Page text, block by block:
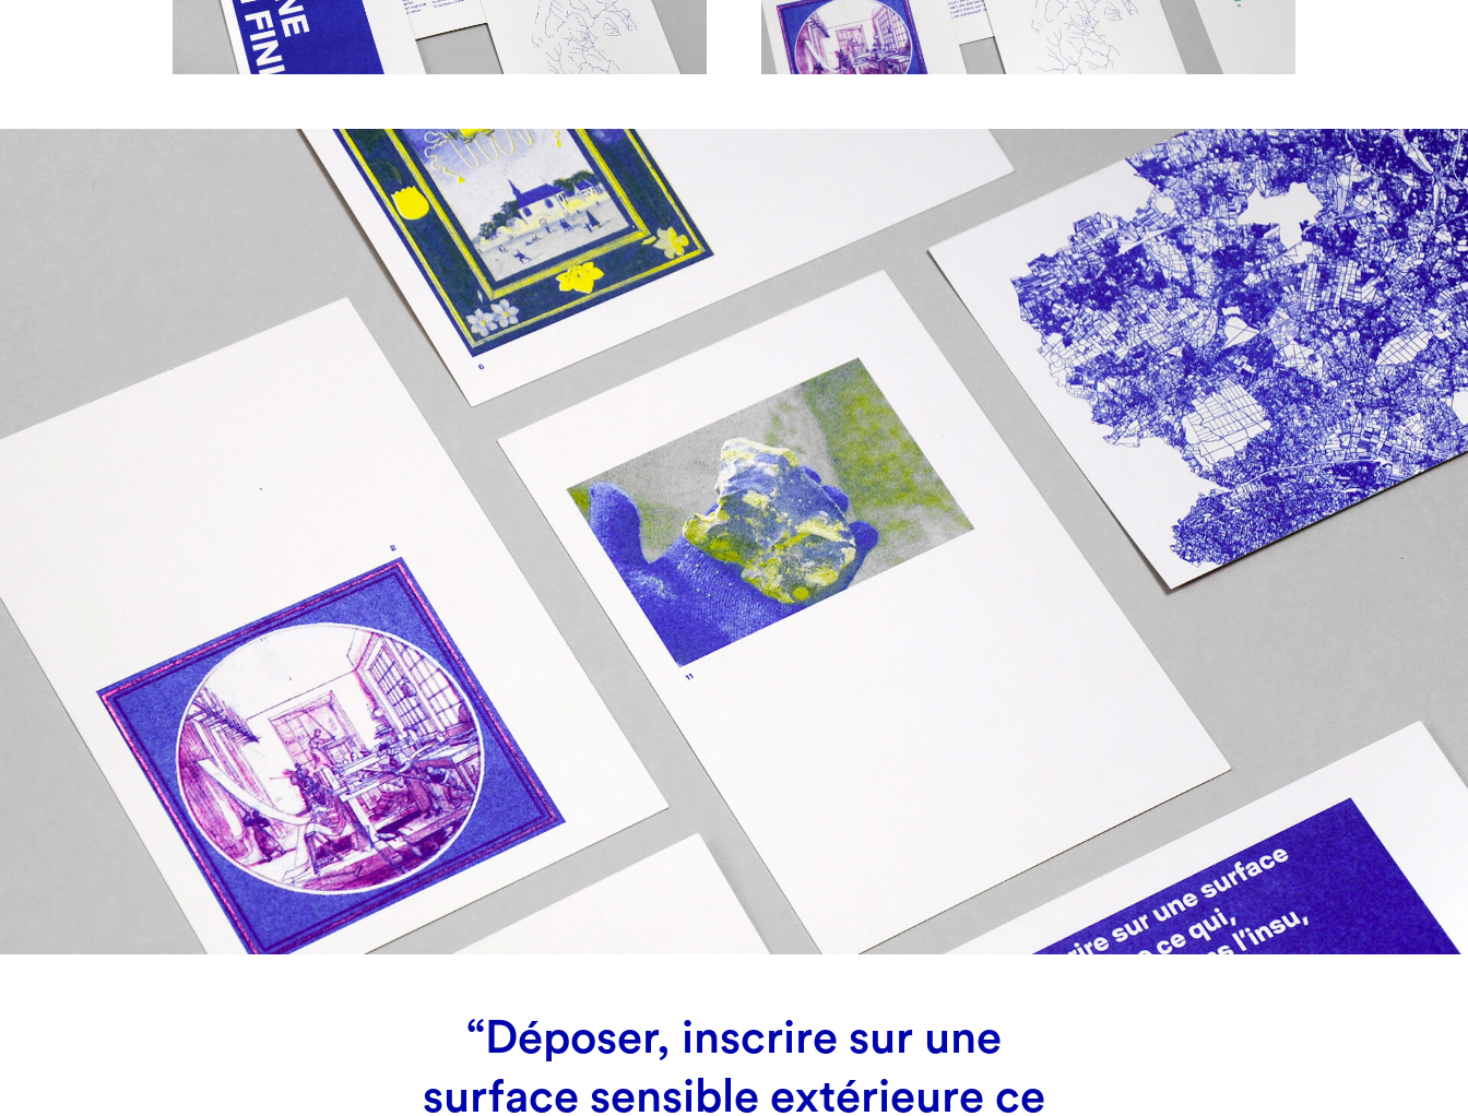
“Déposer, inscrire sur une
surface sensible extérieure ce